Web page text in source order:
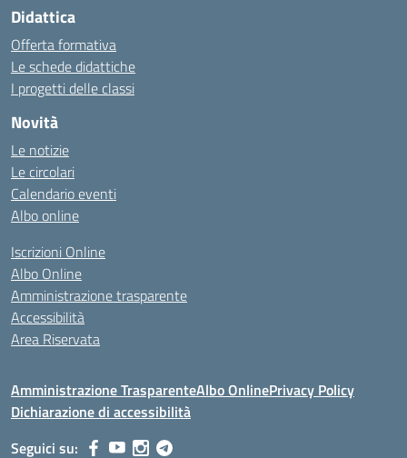
Didattica
Offerta formativa
Le schede didattiche
I progetti delle classi
Novità
Le notizie
Le circolari
Calendario eventi
Albo online
Iscrizioni Online
Albo Online
Amministrazione trasparente
Accessibilità
Area Riservata
Amministrazione TrasparenteAlbo OnlinePrivacy Policy
Dichiarazione di accessibilità
Seguici su: